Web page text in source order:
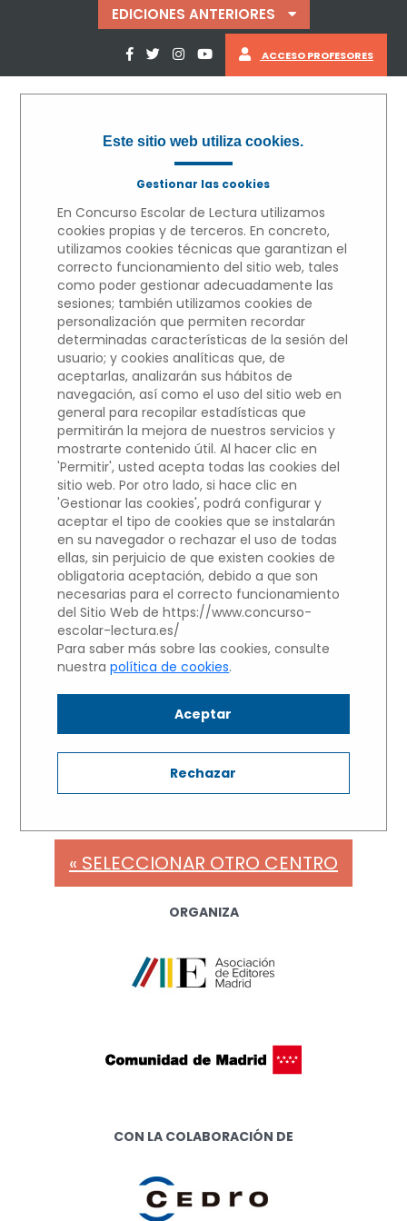
EDICIONES ANTERIORES
ACCESO PROFESORES
« VOLVER
MICRORRELATOS
Edición 2022/2023
Participantes del centros educativo
IES Antonio de Nebrija
NIVEL 3: Alumnos de 1 y 2 de
BACHILLERATO
Haz clic sobre el nombre del
alumno para escuchar su
Microrrelato.
Irene López Fraile
« SELECCIONAR OTRO CENTRO
ORGANIZA
CON LA COLABORACIÓN DE
Este sitio web utiliza cookies.
Gestionar las cookies
En Concurso Escolar de Lectura utilizamos
cookies propias y de terceros. En concreto,
utilizamos cookies técnicas que garantizan el
correcto funcionamiento del sitio web, tales
como poder gestionar adecuadamente las
sesiones; también utilizamos cookies de
personalización que permiten recordar
determinadas características de la sesión del
usuario; y cookies analíticas que, de
aceptarlas, analizarán sus hábitos de
navegación, así como el uso del sitio web en
general para recopilar estadísticas que
permitirán la mejora de nuestros servicios y
mostrarte contenido útil. Al hacer clic en
'Permitir', usted acepta todas las cookies del
sitio web. Por otro lado, si hace clic en
'Gestionar las cookies', podrá configurar y
aceptar el tipo de cookies que se instalarán
en su navegador o rechazar el uso de todas
ellas, sin perjuicio de que existen cookies de
obligatoria aceptación, debido a que son
necesarias para el correcto funcionamiento
del Sitio Web de https://www.concurso-
escolar-lectura.es/
Para saber más sobre las cookies, consulte
nuestrapolítica de cookies.
Aceptar
Rechazar